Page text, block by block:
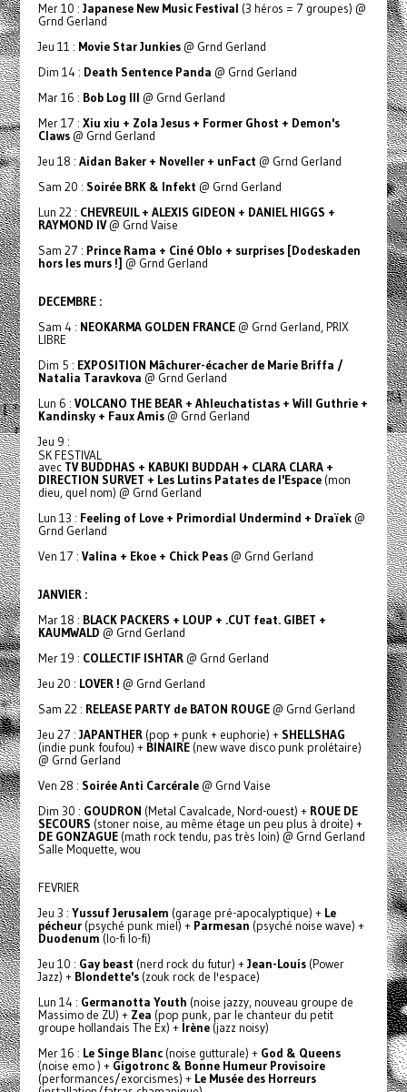
Mer 10 : Japanese New Music Festival (3 héros = 7 groupes) @
Grnd Gerland
Jeu 11 : Movie Star Junkies@ Grnd Gerland
Dim 14 : Death Sentence Panda @ Grnd Gerland
Mar 16 : Bob Log III @ Grnd Gerland
Mer 17 : Xiu xiu + Zola Jesus + Former Ghost + Demon's
Claws@ Grnd Gerland
Jeu 18 : Aidan Baker + Noveller + unFact @ Grnd Gerland
Sam 20 : Soirée BRK & Infekt @ Grnd Gerland
Lun 22 : CHEVREUIL + ALEXIS GIDEON + DANIEL HIGGS +
RAYMOND IV@ Grnd Vaise
Sam 27 : Prince Rama + Ciné Oblo + surprises [Dodeskaden
hors les murs !] @ Grnd Gerland
DECEMBRE :
Sam 4 : NEOKARMA GOLDEN FRANCE@ Grnd Gerland, PRIX
LIBRE
Dim 5 : EXPOSITION Mâchurer-écacher de Marie Briffa /
Natalia Taravkova @ Grnd Gerland
Lun 6 : VOLCANO THE BEAR + Ahleuchatistas + Will Guthrie +
Kandinsky + Faux Amis@ Grnd Gerland
Jeu 9 :
SK FESTIVAL
avec TV BUDDHAS + KABUKI BUDDAH + CLARA CLARA +
DIRECTION SURVET + Les Lutins Patates de l'Espace(mon
dieu, quel nom) @ Grnd Gerland
Lun 13 : Feeling of Love + Primordial Undermind + Draïek@
Grnd Gerland
Ven 17 : Valina + Ekoe + Chick Peas@ Grnd Gerland
JANVIER :
Mar 18 : BLACK PACKERS + LOUP + .CUT feat. GIBET +
KAUMWALD @ Grnd Gerland
Mer 19 : COLLECTIF ISHTAR @ Grnd Gerland
Jeu 20 : LOVER ! @ Grnd Gerland
Sam 22 : RELEASE PARTY de BATON ROUGE @ Grnd Gerland
Jeu 27 : JAPANTHER(pop + punk + euphorie) + SHELLSHAG
(indie punk foufou) + BINAIRE(new wave disco punk prolétaire)
@ Grnd Gerland
Ven 28 : Soirée Anti Carcérale@ Grnd Vaise
Dim 30 : GOUDRON (Metal Cavalcade, Nord-ouest) + ROUE DE
SECOURS (stoner noise, au même étage un peu plus à droite) +
DE GONZAGUE(math rock tendu, pas très loin) @ Grnd Gerland
Salle Moquette, wou
FEVRIER
Jeu 3 : Yussuf Jerusalem (garage pré-apocalyptique) + Le
pécheur(psyché punk miel) + Parmesan (psyché noise wave) +
Duodenum (lo-fi lo-fi)
Jeu 10 : Gay beast (nerd rock du futur) +Jean-Louis(Power
Jazz) + Blondette's (zouk rock de l'espace)
Lun 14 : Germanotta Youth (noise jazzy, nouveau groupe de
Massimo de ZU) + Zea (pop punk, par le chanteur du petit
groupe hollandais The Ex) + Irène(jazz noisy)
Mer 16 : Le Singe Blanc (noise gutturale) + God & Queens
(noise emo ) + Gigotronc & Bonne Humeur Provisoire
(performances/exorcismes) + Le Musée des Horreurs